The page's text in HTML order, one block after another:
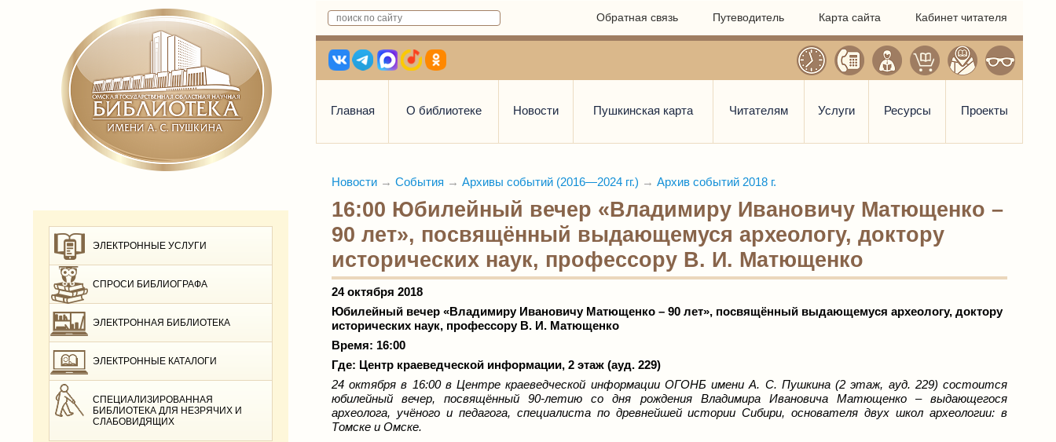
Обратная связь Путеводитель Карта сайта Кабинет читателя
Главная О библиотеке Новости Пушкинская карта Читателям Услуги Ресурсы Проекты
ЭЛЕКТРОННЫЕ УСЛУГИ
СПРОСИ БИБЛИОГРАФА
ЭЛЕКТРОННАЯ БИБЛИОТЕКА
ЭЛЕКТРОННЫЕ КАТАЛОГИ
СПЕЦИАЛИЗИРОВАННАЯ
БИБЛИОТЕКА ДЛЯ НЕЗРЯЧИХ И
СЛАБОВИДЯЩИХ
Новости → События → Архивы событий (2016—2024 гг.) → Архив событий 2018 г.
16:00 Юбилейный вечер «Владимиру Ивановичу Матющенко –
90 лет», посвящённый выдающемуся археологу, доктору
исторических наук, профессору В. И. Матющенко
24 октября 2018
Юбилейный вечер «Владимиру Ивановичу Матющенко – 90 лет», посвящённый выдающемуся археологу, доктору
исторических наук, профессоруВ. И. Матющенко
Время: 16:00
Где: Центр краеведческой информации, 2 этаж (ауд. 229)
24 октября в 16:00 в Центре краеведческой информации ОГОНБ имени А. С. Пушкина (2 этаж, ауд. 229) состоится
юбилейный вечер, посвящённый 90-летию со дня рождения Владимира Ивановича Матющенко – выдающегося
археолога, учёного и педагога, специалиста по древнейшей истории Сибири, основателя двух школ археологии: в
Томске и Омске.